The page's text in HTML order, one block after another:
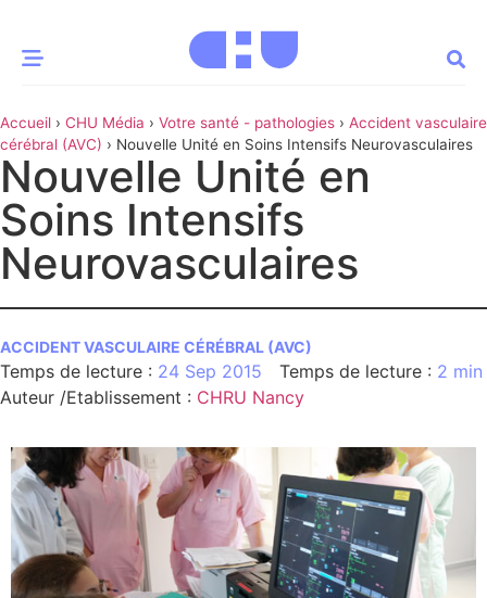
MOMENT
Innovation
& patrimoine Patient
nous
ce qu’un CHU ?
des CHU
articles
Accueil › CHU Média › Votre santé - pathologies › Accident vasculaire
cérébral (AVC) › Nouvelle Unité en Soins Intensifs Neurovasculaires
Nouvelle Unité en
Soins Intensifs
Neurovasculaires
ACCIDENT VASCULAIRE CÉRÉBRAL (AVC)
24 Sep 2015
2 min
Auteur /Etablissement : CHRU Nancy